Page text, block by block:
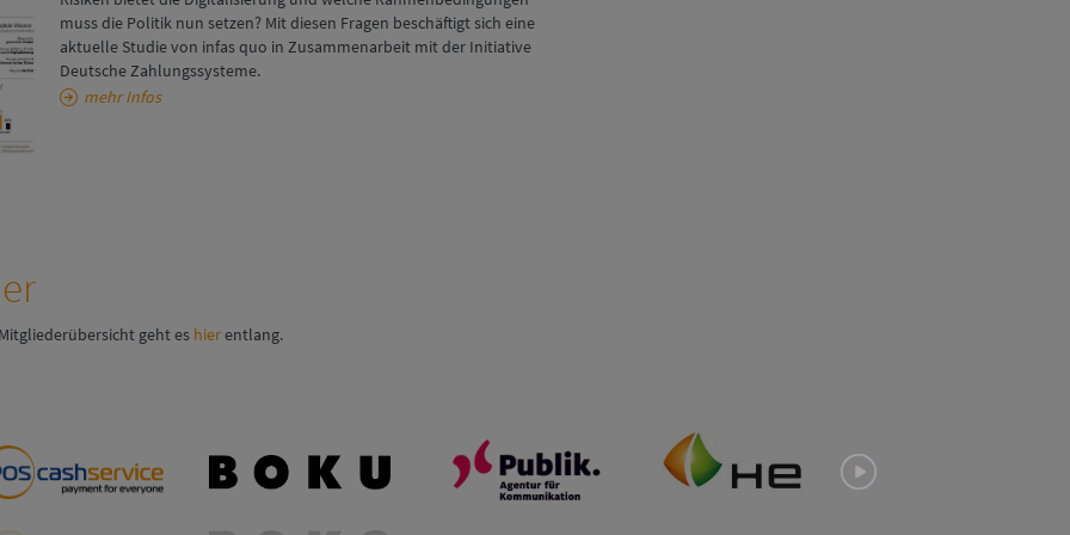
muss die Politik nun setzen? Mit diesen Fragen beschäftigt sich eine
aktuelle Studie von infas quo in Zusammenarbeit mit der Initiative
Deutsche Zahlungssysteme.
mehr Infos
geht es hierentlang.